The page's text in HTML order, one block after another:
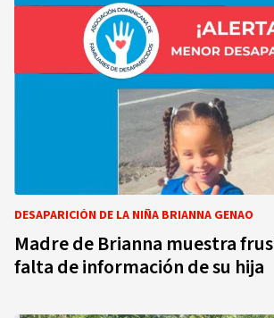
DESAPARICIÓN DE LA NIÑA BRIANNA GENAO
Madre de Brianna muestra
falta de información de su hija